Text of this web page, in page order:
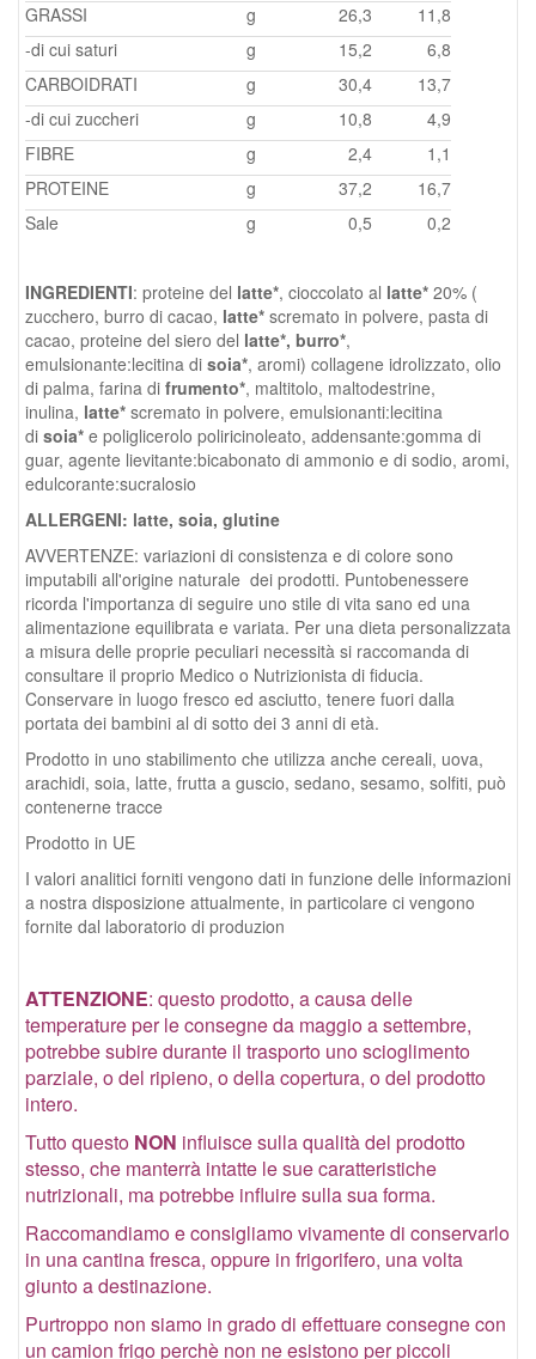
GRASSI
g 26,3
11,8
-di cui saturi
g 15,2
6,8
CARBOIDRATI
g 30,4
13,7
-di cui zuccheri
g 10,8
4,9
FIBRE
g 2,4
1,1
PROTEINE
g 37,2
16,7
Sale
g 0,5 0,2
INGREDIENTI: proteine del latte*, cioccolato al latte* 20% (
zucchero, burro di cacao, latte* scremato in polvere, pasta di
cacao, proteine del siero del latte*, burro*,
emulsionante:lecitina di soia*, aromi) collagene idrolizzato, olio
di palma, farina di frumento*, maltitolo, maltodestrine,
inulina, latte* scremato in polvere, emulsionanti:lecitina
di soia* e poliglicerolo poliricinoleato, addensante:gomma di
guar, agente lievitante:bicabonato di ammonio e di sodio, aromi,
edulcorante:sucralosio
ALLERGENI: latte, soia, glutine
AVVERTENZE: variazioni di consistenza e di colore sono
imputabili all'origine naturale dei prodotti. Puntobenessere
ricorda l'importanza di seguire uno stile di vita sano ed una
alimentazione equilibrata e variata. Per una dieta personalizzata
a misura delle proprie peculiari necessità si raccomanda di
consultare il proprio Medico o Nutrizionista di fiducia.
Conservare in luogo fresco ed asciutto, tenere fuori dalla
portata dei bambini al di sotto dei 3 anni di età.
Prodotto in uno stabilimento che utilizza anche cereali, uova,
arachidi, soia, latte, frutta a guscio, sedano, sesamo, solfiti, può
contenerne tracce
Prodotto in UE
I valori analitici forniti vengono dati in funzione delle informazioni
a nostra disposizione attualmente, in particolare ci vengono
fornite dal laboratorio di produzion
ATTENZIONE: questo prodotto, a causa delle
temperature per le consegne da maggio a settembre,
potrebbe subire durante il trasporto uno scioglimento
parziale, o del ripieno, o della copertura, o del prodotto
intero.
Tutto questo NON influisce sulla qualità del prodotto
stesso, che manterrà intatte le sue caratteristiche
nutrizionali, ma potrebbe influire sulla sua forma.
Raccomandiamo e consigliamo vivamente di conservarlo
in una cantina fresca, oppure in frigorifero, una volta
giunto a destinazione.
Purtroppo non siamo in grado di effettuare consegne con
un camion frigo perchè non ne esistono per piccoli